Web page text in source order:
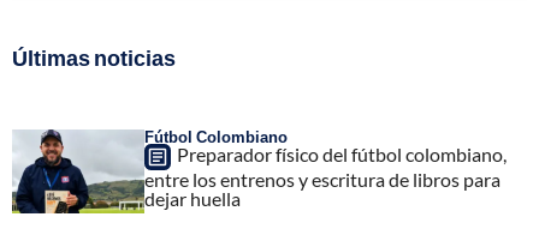
Últimas noticias
Fútbol Colombiano
Preparador físico del fútbol colombiano,
entre los entrenos y escritura de libros para
dejar huella